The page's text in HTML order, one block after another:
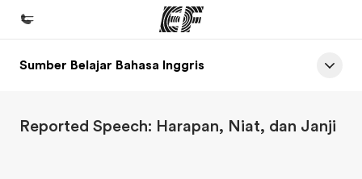
Beranda
Daftar program
Sumber Belajar Bahasa Inggris
Reported Speech: Harapan, Niat, dan Janji